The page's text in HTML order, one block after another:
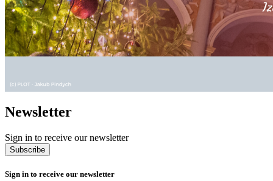
Newsletter
Sign in to receive our newsletter
Subscribe
Sign in to receive our newsletter